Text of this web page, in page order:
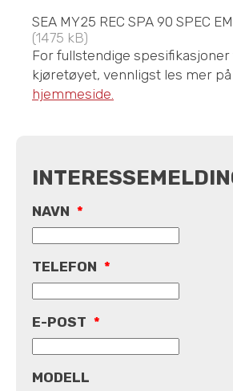
SEA MY25 REC SPA 90 SPEC
(1475 kB)
For fullstendige
kjøretøyet, vennligst les mer på
hjemmeside.
NAVN *
TELEFON *
E-POST *
MODELL